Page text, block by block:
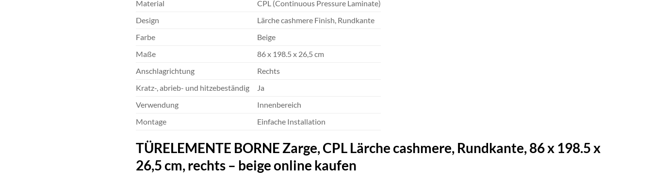
Material
CPL (Continuous Pressure Laminate)
Design
Lärche cashmere Finish, Rundkante
Farbe
Beige
Maße
86 x 198.5 x 26,5 cm
Anschlagrichtung
Rechts
Kratz-, abrieb- und hitzebeständig
Ja
Verwendung
Innenbereich
Montage
Einfache Installation
TÜRELEMENTE BORNE Zarge, CPL Lärche cashmere, Rundkante, 86 x 198.5 x
26,5 cm, rechts – beige online kaufen